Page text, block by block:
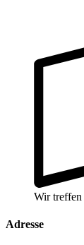
Wir treffen
Adresse